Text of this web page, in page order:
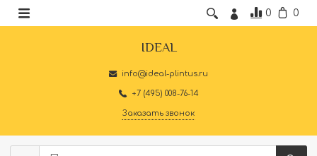
0 0
IDEAL
info@ideal-plintus.ru
+7 (495) 008-76-14
Заказать звонок